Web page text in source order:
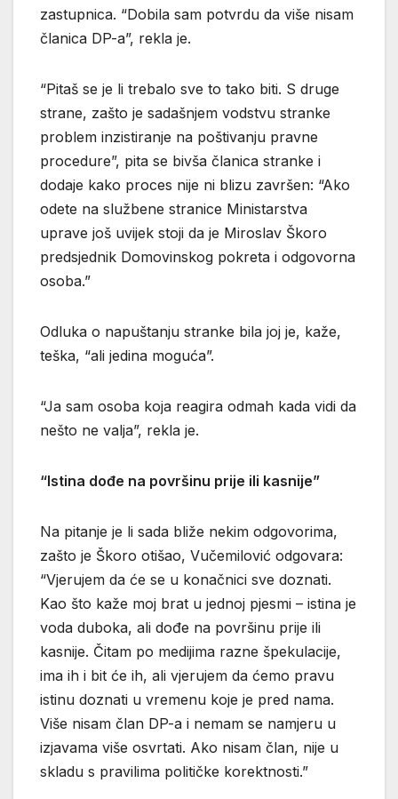
zastupnica. “Dobila sam potvrdu da više nisam
članica DP-a”, rekla je.
“Pitaš se je li trebalo sve to tako biti. S druge
strane, zašto je sadašnjem vodstvu stranke
problem inzistiranje na poštivanju pravne
procedure”, pita se bivša članica stranke i
dodaje kako proces nije ni blizu završen: “Ako
odete na službene stranice Ministarstva
uprave još uvijek stoji da je Miroslav Škoro
predsjednik Domovinskog pokreta i odgovorna
osoba.”
Odluka o napuštanju stranke bila joj je, kaže,
teška, “ali jedina moguća”.
“Ja sam osoba koja reagira odmah kada vidi da
nešto ne valja”, rekla je.
“Istina dođe na površinu prije ili kasnije”
Na pitanje je li sada bliže nekim odgovorima,
zašto je Škoro otišao, Vučemilović odgovara:
“Vjerujem da će se u konačnici sve doznati.
Kao što kaže moj brat u jednoj pjesmi – istina je
voda duboka, ali dođe na površinu prije ili
kasnije. Čitam po medijima razne špekulacije,
ima ih i bit će ih, ali vjerujem da ćemo pravu
istinu doznati u vremenu koje je pred nama.
Više nisam član DP-a i nemam se namjeru u
izjavama više osvrtati. Ako nisam član, nije u
skladu s pravilima političke korektnosti.”